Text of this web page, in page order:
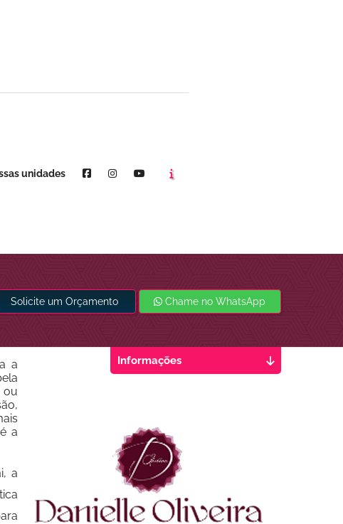
unidades Youtube
Solicite um Orçamento Chame no WhatsApp
a
ou
a
a
Informações